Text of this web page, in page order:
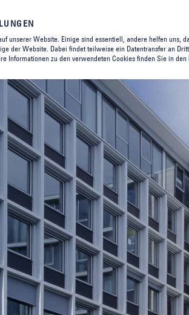
unserer Website. Einige sind essentiell, andere helfen uns,
der Website. Dabei findet teilweise ein Datentransfer an
Informationen zu den verwendeten Cookies finden Sie in den